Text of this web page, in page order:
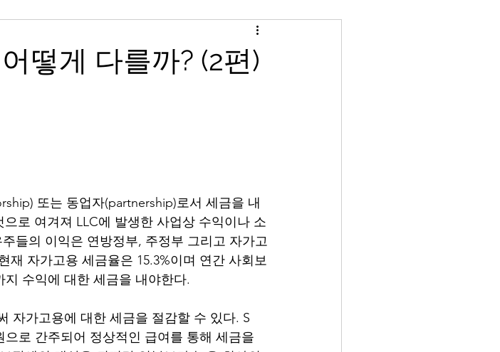
떻게 다를까? (2편)
또는 동업자(partnership)로서 세금을 내
로 여겨져 LLC에 발생한 사업상 수익이나 소
들의 이익은 연방정부, 주정부 그리고 자가고
재 자가고용 세금율은 15.3%이며 연간 사회보
지 수익에 대한 세금을 내야한다.
자가고용에 대한 세금을 절감할 수 있다. S
로 간주되어 정상적인 급여를 통해 세금을